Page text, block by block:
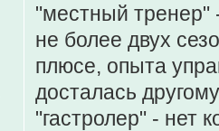
"местный тренер"
не более двух
плюсе, опыта
досталась
"гастролер" - нет